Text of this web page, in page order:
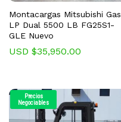
Montacargas Mitsubishi Gas
LP Dual 5500 LB FG25S1-
GLE Nuevo
USD $35,950.00
Precios
Negociables